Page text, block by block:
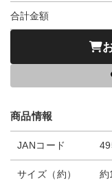
合計金額
商品情報
JANコード
サイズ（約） 約